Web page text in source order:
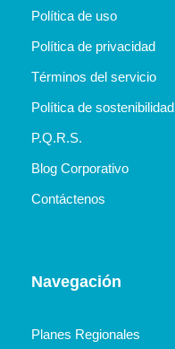
Política de uso
Política de privacidad
Términos del servicio
Política de sostenibilidad
P.Q.R.S.
Blog Corporativo
Contáctenos
Navegación
Planes Regionales